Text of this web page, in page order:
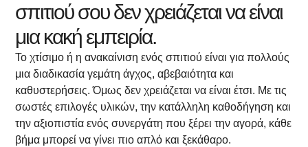
σπιτιού σου δεν χρειάζεται να είναι
μια κακή εμπειρία.
Το χτίσιμο ή η ανακαίνιση ενός σπιτιού είναι για πολλούς
μια διαδικασία γεμάτη άγχος, αβεβαιότητα και
καθυστερήσεις. Όμως δεν χρειάζεται να είναι έτσι. Με τις
σωστές επιλογές υλικών, την κατάλληλη καθοδήγηση και
την αξιοπιστία ενός συνεργάτη που ξέρει την αγορά, κάθε
βήμα μπορεί να γίνει πιο απλό και ξεκάθαρο.